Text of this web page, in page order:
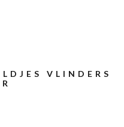
VLINDERS